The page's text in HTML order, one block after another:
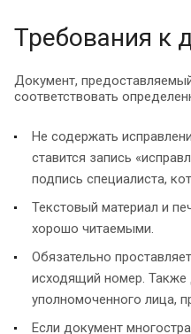
Требования к
Документ,
соответствовать
Не содержать
ставится запись
подпись специалиста,
Текстовый материал и
хорошо читаемыми.
Обязательно
исходящий номер. Также
уполномоченного лица,
Если документ